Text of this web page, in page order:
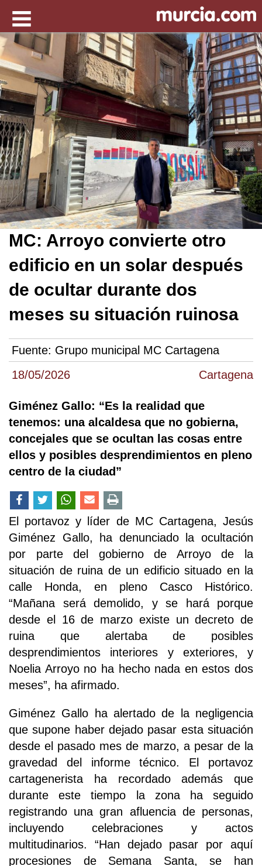
18/05/2026 Cartagena
MC: Arroyo convierte otro
edificio en un solar después
de ocultar durante dos
meses su situación ruinosa
Fuente: Grupo municipal MC Cartagena
Giménez Gallo: “Es la realidad que
tenemos: una alcaldesa que no gobierna,
concejales que se ocultan las cosas entre
ellos y posibles desprendimientos en pleno
centro de la ciudad”
El portavoz y líder de MC Cartagena, Jesús
Giménez Gallo, ha denunciado la ocultación
por parte del gobierno de Arroyo de la
situación de ruina de un edificio situado en la
calle Honda, en pleno Casco Histórico.
“Mañana será demolido, y se hará porque
desde el 16 de marzo existe un decreto de
ruina que alertaba de posibles
desprendimientos interiores y exteriores, y
Noelia Arroyo no ha hecho nada en estos dos
meses”, ha afirmado.
Giménez Gallo ha alertado de la negligencia
que supone haber dejado pasar esta situación
desde el pasado mes de marzo, a pesar de la
gravedad del informe técnico. El portavoz
cartagenerista ha recordado además que
durante este tiempo la zona ha seguido
registrando una gran afluencia de personas,
incluyendo celebraciones y actos
multitudinarios. “Han dejado pasar por aquí
procesiones de Semana Santa, se han